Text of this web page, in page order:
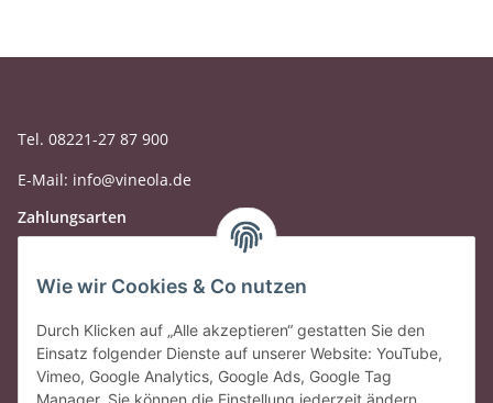
Tel. 08221-27 87 900
E-Mail: info@vineola.de
Zahlungsarten
Wie wir Cookies & Co nutzen
Durch Klicken auf „Alle akzeptieren“ gestatten Sie den
Einsatz folgender Dienste auf unserer Website: YouTube,
Vimeo, Google Analytics, Google Ads, Google Tag